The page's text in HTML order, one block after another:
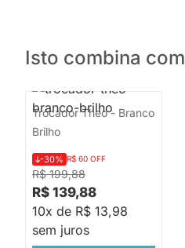
Isto combina com
Trocador Theo - Branco
Brilho
R$ 199,88
-30% R$ 60 OFF
R$ 139,88
10x de R$ 13,98
sem juros